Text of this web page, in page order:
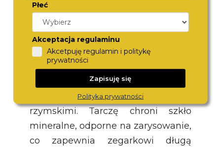
cyferblatu. Dzięki takiemu
rozwiązaniu tarcza zyskuje głębię.
Oprócz tego na cyferblacie
umieszczono również wskazówki
oraz kwadratowe kryształki,
zastępujące godzinę – jedynie 12.00
i 6.00 oznaczone są cyframi
rzymskimi. Tarczę chroni szkło
mineralne, odporne na zarysowanie,
co zapewnia zegarkowi długą
Płeć
Akceptacja regulaminu
Akcetpuję regulamin i politykę
prywatności
Zapisuję się
Polityka prywatności